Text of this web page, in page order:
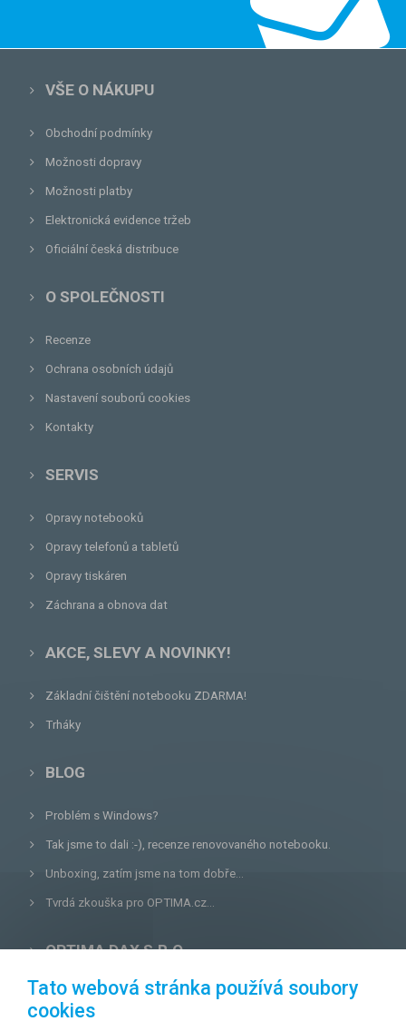
VŠE O NÁKUPU
Obchodní podmínky
Možnosti dopravy
Možnosti platby
Elektronická evidence tržeb
Oficiální česká distribuce
O SPOLEČNOSTI
Recenze
Ochrana osobních údajů
Nastavení souborů cookies
Kontakty
SERVIS
Opravy notebooků
Opravy telefonů a tabletů
Opravy tiskáren
Záchrana a obnova dat
AKCE, SLEVY A NOVINKY!
Základní čištění notebooku ZDARMA!
Trháky
BLOG
Problém s Windows?
Tak jsme to dali :-), recenze renovovaného notebooku.
Unboxing, zatím jsme na tom dobře...
Tvrdá zkouška pro OPTIMA.cz...
OPTIMA DAX S.R.O.
Lazecká 46/3, 779 00Olomouc
Tato webová stránka používá soubory
cookies